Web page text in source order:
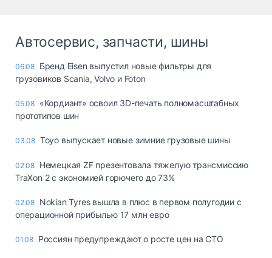
Автосервис, запчасти, шины
06.08 Бренд Eisen выпустил новые фильтры для
грузовиков Scania, Volvo и Foton
05.08 «Кордиант» освоил 3D-печать полномасштабных
прототипов шин
03.08 Toyo выпускает новые зимние грузовые шины
02.08 Немецкая ZF презентовала тяжелую трансмиссию
TraXon 2 с экономией горючего до 73%
02.08 Nokian Tyres вышла в плюс в первом полугодии с
операционной прибылью 17 млн евро
01.08 Россиян предупреждают о росте цен на СТО